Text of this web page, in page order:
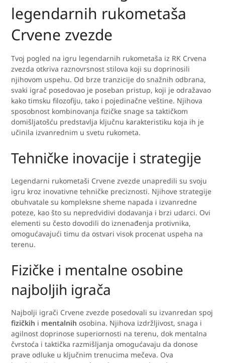
legendarnih rukometaša
Crvene zvezde
Tvoj pogled na igru legendarnih rukometaša iz RK Crvena
zvezda otkriva raznovrsnost stilova koji su doprinosili
njihovom uspehu. Od brze tranzicije do snažnih odbrana,
svaki igrač posedovao je poseban pristup, koji je odražavao
kako timsku filozofiju, tako i pojedinačne veštine. Njihova
sposobnost kombinovanja fizičke snage sa taktičkom
domišljatošću predstavlja ključnu karakteristiku koja ih je
učinila izvanrednim u svetu rukometa.
Tehničke inovacije i strategije
Legendarni rukometaši Crvene zvezde unapredili su svoju
igru kroz inovativne tehničke preciznosti. Njihove strategije
obuhvatale su kompleksne sheme napada i izvanredne
poteze, kao što su nepredvidivi dodavanja i brzi udarci. Ovi
elementi su često dovodili do iznenađenja protivnika,
omogućavajući timu da ostvari visok procenat uspeha na
terenu.
Fizičke i mentalne osobine
najboljih igrača
Najbolji igrači Crvene zvezde posedovali su izvanredan spoj
fizičkih i mentalnih osobina. Njihova izdržljivost, snaga i
agilnost doprinose superiornosti na terenu, dok mentalna
čvrstoća i taktička razmišljanja omogućavaju da donose
prave odluke u ključnim trenucima mečeva. Ova